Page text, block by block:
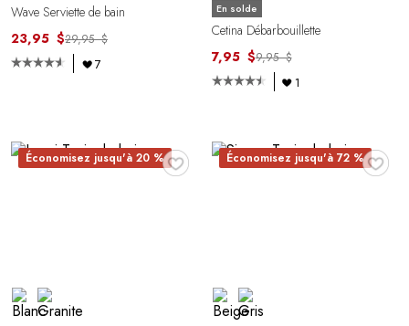
Wave Serviette de bain
23,95 $29,95 $
7
En solde
Cetina Débarbouillette
7,95 $9,95 $
1
♥
Économisez jusqu'à 20 % ♥
Économisez jusqu'à 72 %